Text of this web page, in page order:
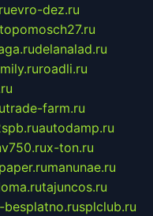
evro-dez.ru
delanalad.ru
roadli.ru
trade-farm.ru
autodamp.ru
x-ton.ru
manunae.ru
tajuncos.ru
splclub.ru